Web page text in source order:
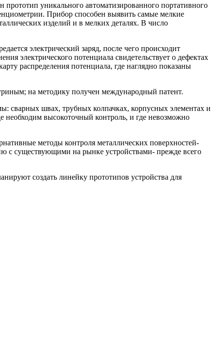
уникального автоматизированного портативного
Прибор способен выявить самые мелкие
изделий и в мелких деталях. В число
электрический заряд, после чего происходит
электрического потенциала свидетельствует о дефектах
распределения потенциала, где наглядно показаны
на методику получен международный патент.
сварных швах, трубных колпачках, корпусных элементах и
необходим высокоточный контроль, и где невозможно
методы контроля металлических поверхностей-
с существующими на рынке устройствами- прежде всего
создать линейку прототипов устройства для